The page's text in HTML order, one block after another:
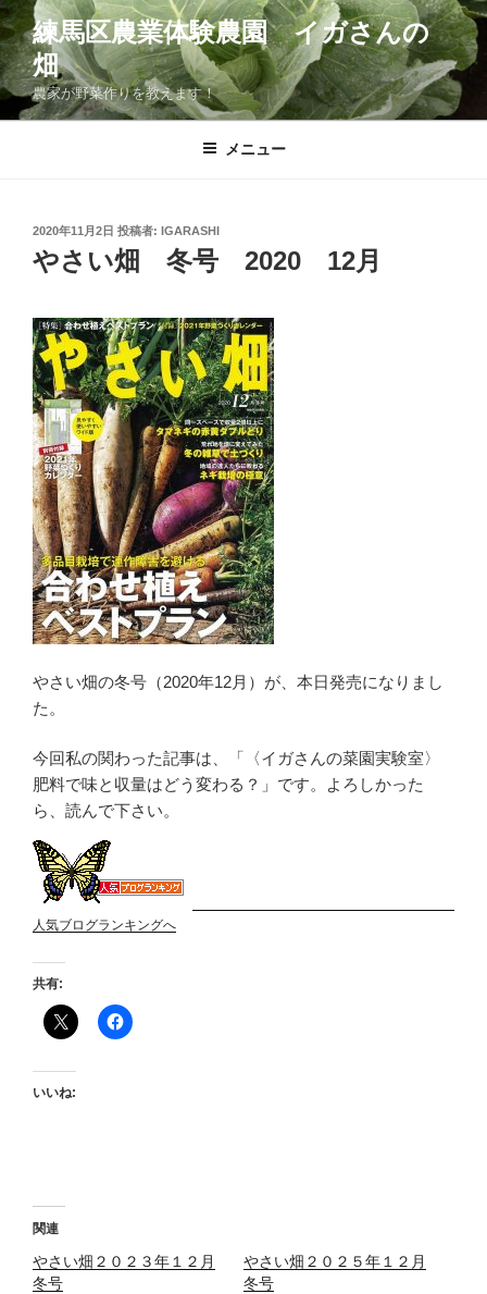
コ
ン
テ
ン
ツ
練馬区農業体験農園 イガさんの
畑
農家が野菜作りを教えます！
メニュー
投
稿
日:
2020年11月2日 投稿者: IGARASHI
やさい畑 冬号 2020 12月
やさい畑の冬号（2020年12月）が、本日発売になりまし
た。
今回私の関わった記事は、「〈イガさんの菜園実験室〉
肥料で味と収量はどう変わる？」です。よろしかった
ら、読んで下さい。
人気ブログランキングへ
共有:
いいね:
関連
やさい畑２０２３年１２月
冬号
やさい畑２０２５年１２月
冬号